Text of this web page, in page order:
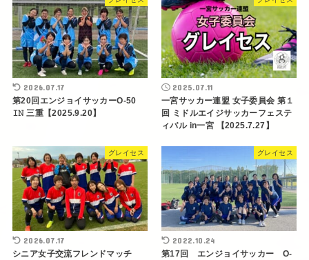
2026.07.17
第20回エンジョイサッカーO-50
𝙸𝙽 三重【2025.9.20】
2025.07.11
一宮サッカー連盟 女子委員会 第１
回 ミドルエイジサッカーフェステ
ィバル in一宮 【2025.7.27】
グレイセス
2026.07.17
シニア女子交流フレンドマッチ
グレイセス
2022.10.24
第17回 エンジョイサッカー O-